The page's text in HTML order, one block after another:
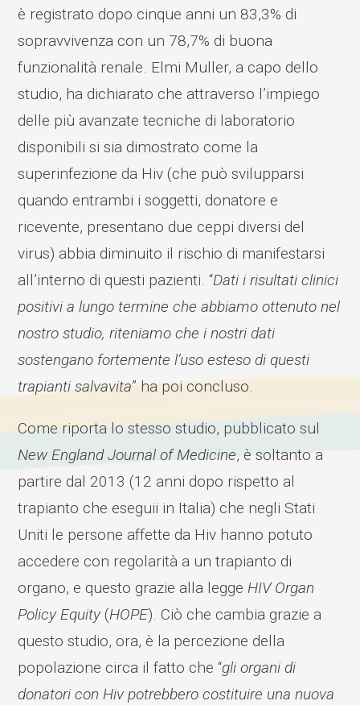
è registrato dopo cinque anni un 83,3% di
sopravvivenza con un 78,7% di buona
funzionalità renale. Elmi Muller, a capo dello
studio, ha dichiarato che attraverso l’impiego
delle più avanzate tecniche di laboratorio
disponibili si sia dimostrato come la
superinfezione da Hiv (che può svilupparsi
quando entrambi i soggetti, donatore e
ricevente, presentano due ceppi diversi del
virus) abbia diminuito il rischio di manifestarsi
all’interno di questi pazienti. “Dati i risultati clinici
positivi a lungo termine che abbiamo ottenuto nel
nostro studio, riteniamo che i nostri dati
sostengano fortemente l’uso esteso di questi
trapianti salvavita” ha poi concluso.
Come riporta lo stesso studio, pubblicato sul
New England Journal of Medicine, è soltanto a
partire dal 2013 (12 anni dopo rispetto al
trapianto che eseguii in Italia) che negli Stati
Uniti le persone affette da Hiv hanno potuto
accedere con regolarità a un trapianto di
organo, e questo grazie alla leggeHIV Organ
Policy Equity(HOPE). Ciò che cambia grazie a
questo studio, ora, è la percezione della
popolazione circa il fatto che “gli organi di
donatori con Hiv potrebbero costituire una nuova